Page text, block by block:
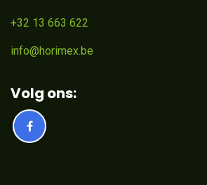
+32 13 663 622
info@horimex.be
Volg ons: